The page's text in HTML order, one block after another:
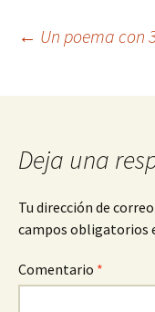
de
← Un poema con
Deja una
Tu dirección de
campos obligatorios
Comentario *